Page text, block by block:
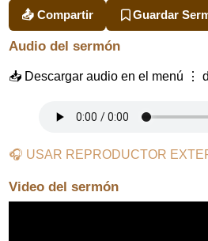
📤 Compartir Guardar
Audio del sermón
📥 Descargar audio en el menú ⋮
🎧 USAR REPRODUCTOR
Video del sermón